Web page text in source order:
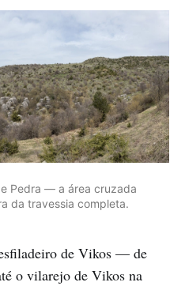
Pedra — a área cruzada
da travessia completa.
de Vikos — de
o vilarejo de Vikos na